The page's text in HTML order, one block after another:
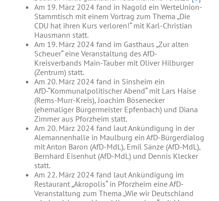
Am 19. März 2024 fand in Nagold ein WerteUnion-
Stammtisch mit einem Vortrag zum Thema „Die
CDU hat ihren Kurs verloren!“ mit Karl-Christian
Hausmann statt.
Am 19. März 2024 fand im Gasthaus „Zur alten
Scheuer“ eine Veranstaltung des AfD-
Kreisverbands Main-Tauber mit Oliver Hilburger
(Zentrum) statt.
Am 20. März 2024 fand in Sinsheim ein
AfD-“Kommunalpolitischer Abend“ mit Lars Haise
(Rems-Murr-Kreis), Joachim Bösenecker
(ehemaliger Bürgermeister Epfenbach) und Diana
Zimmer aus Pforzheim statt.
Am 20. März 2024 fand laut Ankündigung in der
Alemannenhalle in Maulburg ein AfD-Bürgerdialog
mit Anton Baron (AfD-MdL), Emil Sänze (AfD-MdL),
Bernhard Eisenhut (AfD-MdL) und Dennis Klecker
statt.
Am 22. März 2024 fand laut Ankündigung im
Restaurant „Akropolis“ in Pforzheim eine AfD-
Veranstaltung zum Thema „Wie wir Deutschland